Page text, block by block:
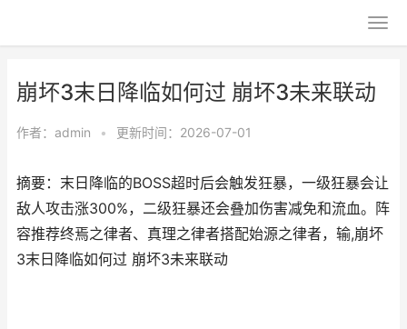
崩坏3末日降临如何过 崩坏3未来联动
作者： admin • 更新时间：2026-07-01
摘要：末日降临的BOSS超时后会触发狂暴，一级狂暴会让
敌人攻击涨300%，二级狂暴还会叠加伤害减免和流血。阵
容推荐终焉之律者、真理之律者搭配始源之律者，输,崩坏
3末日降临如何过 崩坏3未来联动